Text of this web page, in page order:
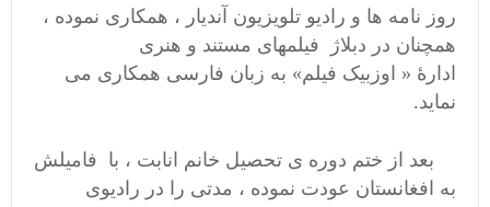
روز نامه ها و رادیو تلویزیون آندیار ، همکاری نموده ،
همچنان در دبلاژ فیلمهای مستند و هنری
ادارهٔ « اوزبیک فیلم» به زبان فارسی همکاری می
نماید.
بعد از ختم دوره ی تحصیل خانم انابت ، با فامیلش
به افغانستان عودت نموده ، مدتی را در رادیوی